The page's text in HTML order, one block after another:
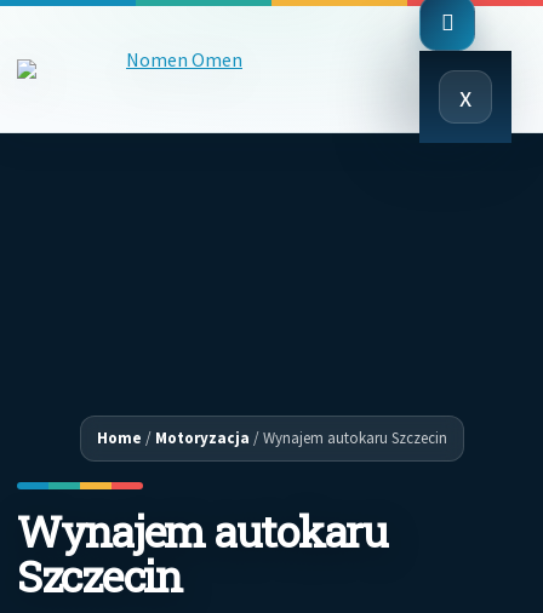
x
Close
Menu
Home / Motoryzacja /Wynajem autokaru Szczecin
Wynajem autokaru
Szczecin